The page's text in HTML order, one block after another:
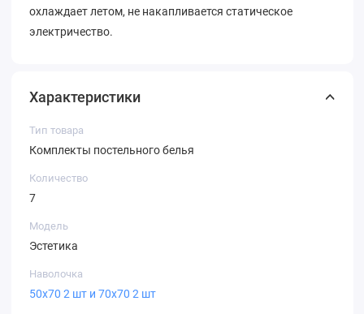
охлаждает летом, не накапливается статическое
электричество.
Характеристики
Тип товара
Комплекты постельного белья
Количество
7
Модель
Эстетика
Наволочка
50х70 2 шт и 70х70 2 шт